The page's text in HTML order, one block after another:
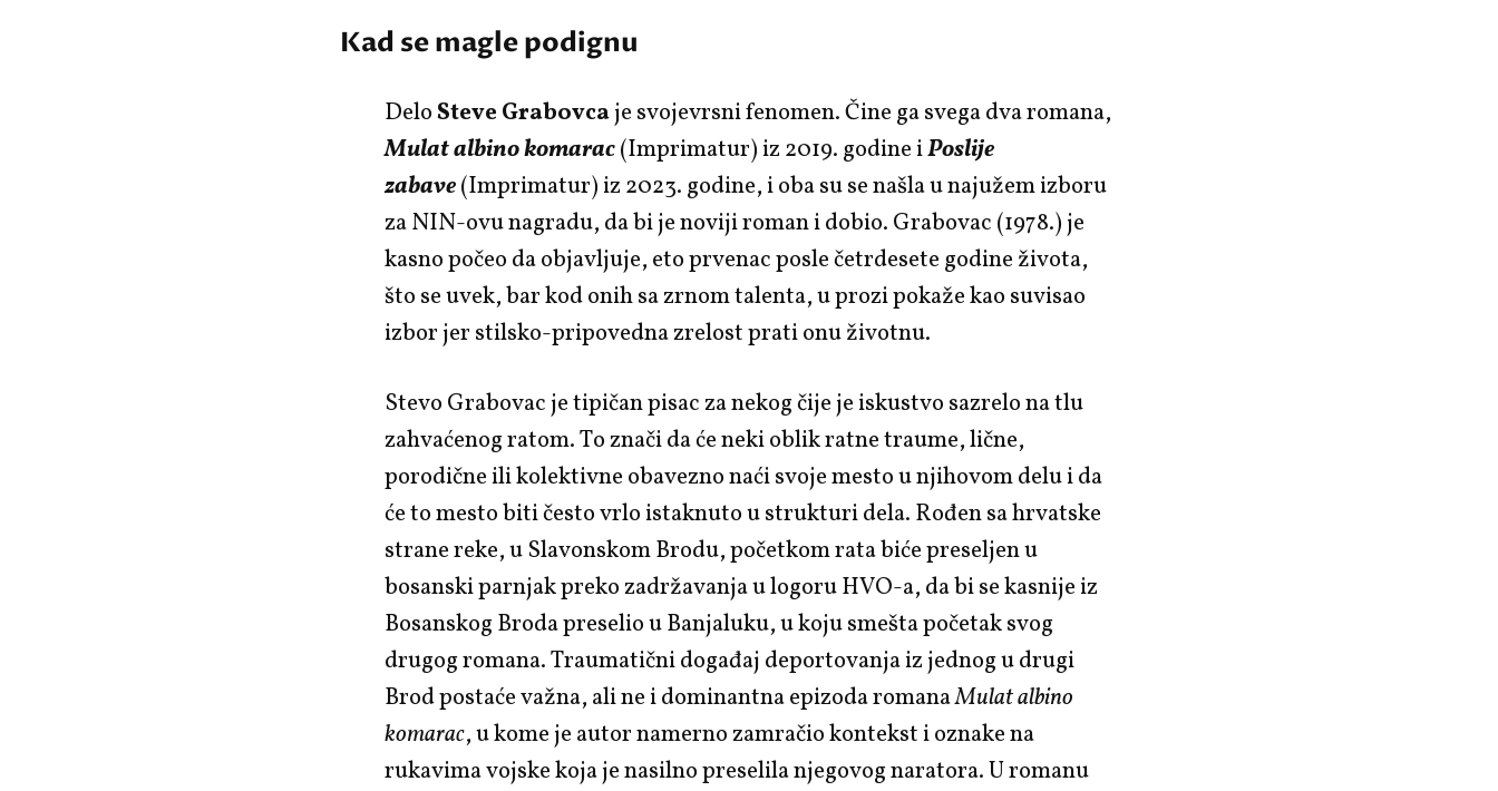
Kad se magle podignu
DeloSteve Grabovcaje svojevrsni fenomen. Čine ga svega dva romana,
Mulat albino komarac(Imprimatur) iz 2019. godine iPoslije
zabave(Imprimatur) iz 2023. godine, i oba su se našla u najužem izboru
za NIN-ovu nagradu, da bi je noviji roman i dobio. Grabovac (1978.) je
kasno počeo da objavljuje, eto prvenac posle četrdesete godine života,
što se uvek, bar kod onih sa zrnom talenta, u prozi pokaže kao suvisao
izbor jer stilsko-pripovedna zrelost prati onu životnu.
Stevo Grabovac je tipičan pisac za nekog čije je iskustvo sazrelo na tlu
zahvaćenog ratom. To znači da će neki oblik ratne traume, lične,
porodične ili kolektivne obavezno naći svoje mesto u njihovom delu i da
će to mesto biti često vrlo istaknuto u strukturi dela. Rođen sa hrvatske
strane reke, u Slavonskom Brodu, početkom rata biće preseljen u
bosanski parnjak preko zadržavanja u logoru HVO-a, da bi se kasnije iz
Bosanskog Broda preselio u Banjaluku, u koju smešta početak svog
drugog romana. Traumatični događaj deportovanja iz jednog u drugi
Brod postaće važna, ali ne i dominantna epizoda romanaMulat albino
komarac, u kome je autor namerno zamračio kontekst i oznake na
rukavima vojske koja je nasilno preselila njegovog naratora. U romanu